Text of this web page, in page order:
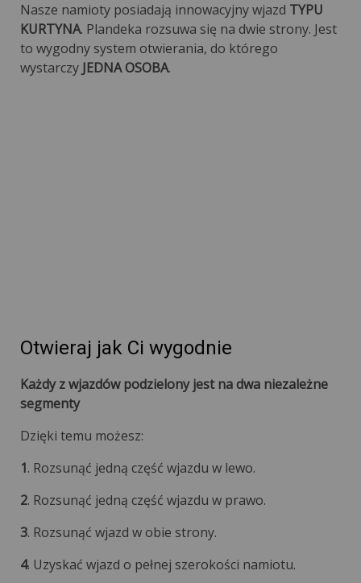
Nasze namioty posiadają innowacyjny wjazd TYPU
KURTYNA. Plandeka rozsuwa się na dwie strony. Jest
to wygodny system otwierania, do którego
wystarczy JEDNA OSOBA.
Otwieraj jak Ci wygodnie
Każdy z wjazdów podzielony jest na dwa niezależne
segmenty
Dzięki temu możesz:
1. Rozsunąć jedną część wjazdu w lewo.
2. Rozsunąć jedną część wjazdu w prawo.
3. Rozsunąć wjazd w obie strony.
4. Uzyskać wjazd o pełnej szerokości namiotu.